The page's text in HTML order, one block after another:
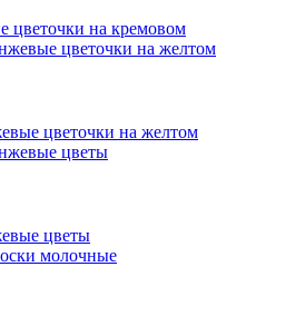
цветочки на кремовом
цветочки на желтом
цветы